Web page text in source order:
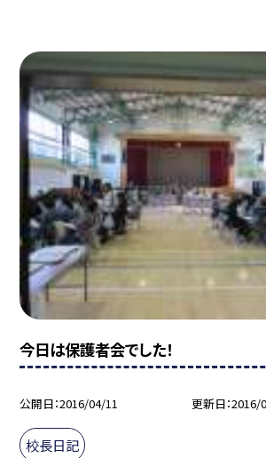
今日は保護者会でした！
公開日 2016/04/11 更新日 2016/
校長日記